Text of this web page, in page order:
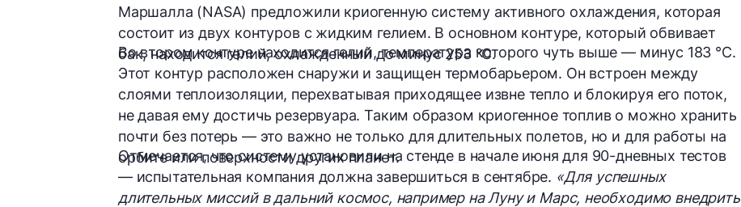
Маршалла (NASA) предложили криогенную систему активного охлаждения, которая
состоит издвух контуров с жидким гелием. В основном контуре, который обвивает
бак, находится гелий, охлажденныйдо минус 253 °C.
Во втором контуре находится гелий, температура которого чуть выше — минус 183 °C.
Этот контур расположен снаружи и защищен термобарьером. Он встроен между
слоями теплоизоляции, перехватывая приходящее извне тепло и блокируя его поток,
не давая ему достичь резервуара. Таким образом криогенное топлив о можно хранить
почти без потерь — это важно не только для длительных полетов, но и для работы на
орбите или поверхности других планет.
Отмечается, что систему установили на стенде в начале июня для 90-дневных тестов
— испытательная компания должна завершиться в сентябре. «Для успешных
длительных миссий в дальний космос, например на Луну и Марс, необходимо внедрить